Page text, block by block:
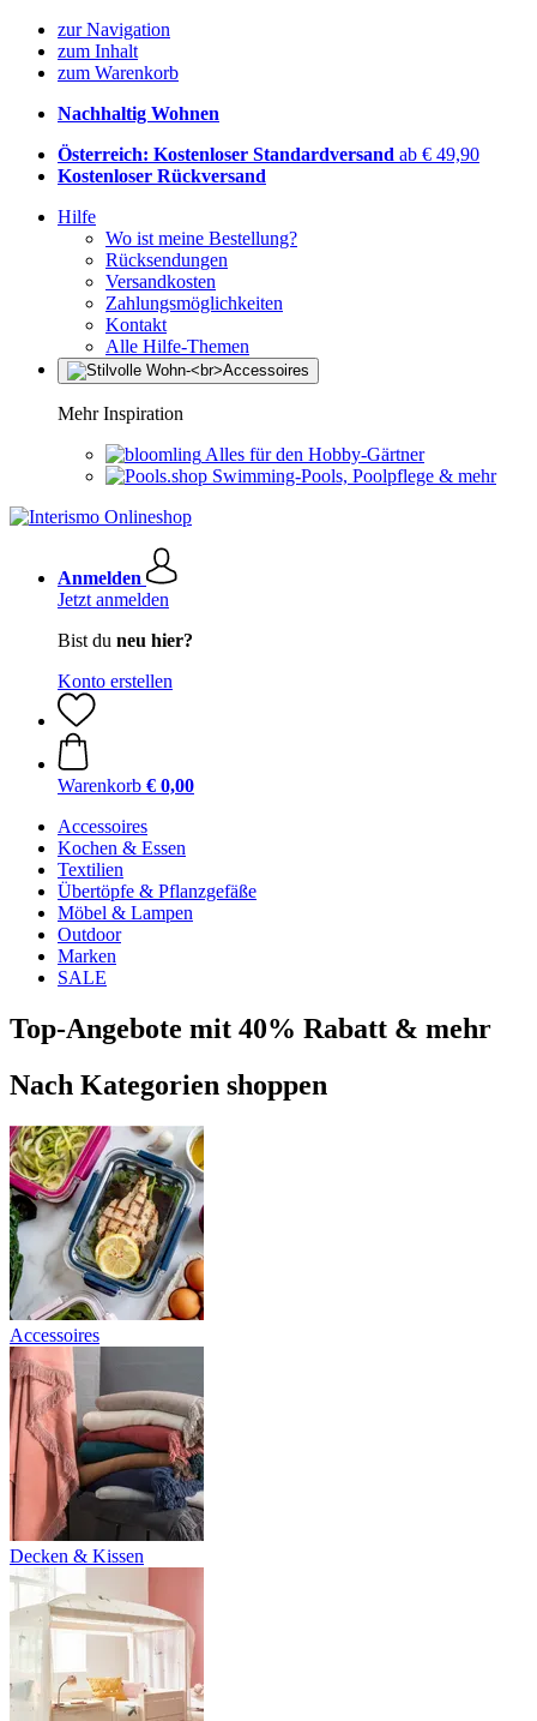
zur Navigation
zum Inhalt
zum Warenkorb
Nachhaltig Wohnen
Österreich: Kostenloser Standardversand ab € 49,90
Kostenloser Rückversand
Hilfe
Wo ist meine Bestellung?
Rücksendungen
Versandkosten
Zahlungsmöglichkeiten
Kontakt
Alle Hilfe-Themen
Mehr Inspiration
Alles für den Hobby-Gärtner
Swimming-Pools, Poolpflege & mehr
Anmelden
Jetzt anmelden
Bist du neu hier?
Konto erstellen
Warenkorb € 0,00
Accessoires
Kochen & Essen
Textilien
Übertöpfe & Pflanzgefäße
Möbel & Lampen
Outdoor
Marken
SALE
Top-Angebote mit 40% Rabatt & mehr
Nach Kategorien shoppen
Accessoires
Decken & Kissen